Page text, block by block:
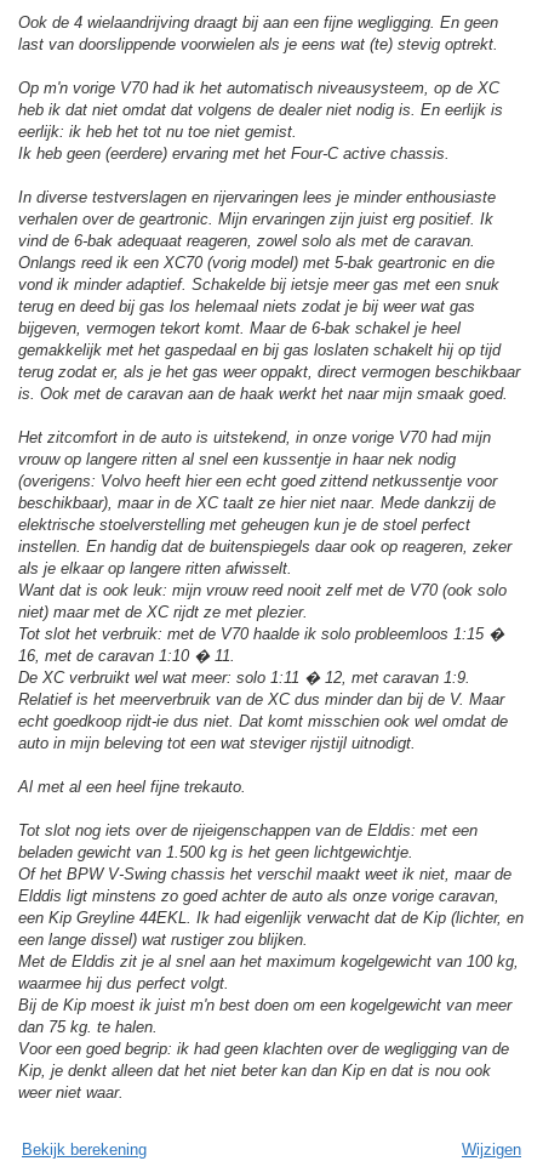
Ook de 4 wielaandrijving draagt bij aan een fijne wegligging. En geen
last van doorslippende voorwielen als je eens wat (te) stevig optrekt.
Op m'n vorige V70 had ik het automatisch niveausysteem, op de XC
heb ik dat niet omdat dat volgens de dealer niet nodig is. En eerlijk is
eerlijk: ik heb het tot nu toe niet gemist.
Ik heb geen (eerdere) ervaring met het Four-C active chassis.
In diverse testverslagen en rijervaringen lees je minder enthousiaste
verhalen over de geartronic. Mijn ervaringen zijn juist erg positief. Ik
vind de 6-bak adequaat reageren, zowel solo als met de caravan.
Onlangs reed ik een XC70 (vorig model) met 5-bak geartronic en die
vond ik minder adaptief. Schakelde bij ietsje meer gas met een snuk
terug en deed bij gas los helemaal niets zodat je bij weer wat gas
bijgeven, vermogen tekort komt. Maar de 6-bak schakel je heel
gemakkelijk met het gaspedaal en bij gas loslaten schakelt hij op tijd
terug zodat er, als je het gas weer oppakt, direct vermogen beschikbaar
is. Ook met de caravan aan de haak werkt het naar mijn smaak goed.
Het zitcomfort in de auto is uitstekend, in onze vorige V70 had mijn
vrouw op langere ritten al snel een kussentje in haar nek nodig
(overigens: Volvo heeft hier een echt goed zittend netkussentje voor
beschikbaar), maar in de XC taalt ze hier niet naar. Mede dankzij de
elektrische stoelverstelling met geheugen kun je de stoel perfect
instellen. En handig dat de buitenspiegels daar ook op reageren, zeker
als je elkaar op langere ritten afwisselt.
Want dat is ook leuk: mijn vrouw reed nooit zelf met de V70 (ook solo
niet) maar met de XC rijdt ze met plezier.
Tot slot het verbruik: met de V70 haalde ik solo probleemloos 1:15 �
16, met de caravan 1:10 � 11.
De XC verbruikt wel wat meer: solo 1:11 � 12, met caravan 1:9.
Relatief is het meerverbruik van de XC dus minder dan bij de V. Maar
echt goedkoop rijdt-ie dus niet. Dat komt misschien ook wel omdat de
auto in mijn beleving tot een wat steviger rijstijl uitnodigt.
Al met al een heel fijne trekauto.
Tot slot nog iets over de rijeigenschappen van de Elddis: met een
beladen gewicht van 1.500 kg is het geen lichtgewichtje.
Of het BPW V-Swing chassis het verschil maakt weet ik niet, maar de
Elddis ligt minstens zo goed achter de auto als onze vorige caravan,
een Kip Greyline 44EKL. Ik had eigenlijk verwacht dat de Kip (lichter, en
een lange dissel) wat rustiger zou blijken.
Met de Elddis zit je al snel aan het maximum kogelgewicht van 100 kg,
waarmee hij dus perfect volgt.
Bij de Kip moest ik juist m'n best doen om een kogelgewicht van meer
dan 75 kg. te halen.
Voor een goed begrip: ik had geen klachten over de wegligging van de
Kip, je denkt alleen dat het niet beter kan dan Kip en dat is nou ook
weer niet waar.
Bekijk berekening Wijzigen